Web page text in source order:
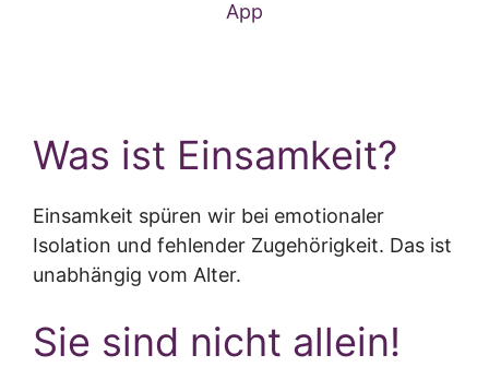
App
Was ist Einsamkeit?
Einsamkeit spüren wir bei emotionaler
Isolation und fehlender Zugehörigkeit. Das ist
unabhängig vom Alter.
Sie sind nicht allein!